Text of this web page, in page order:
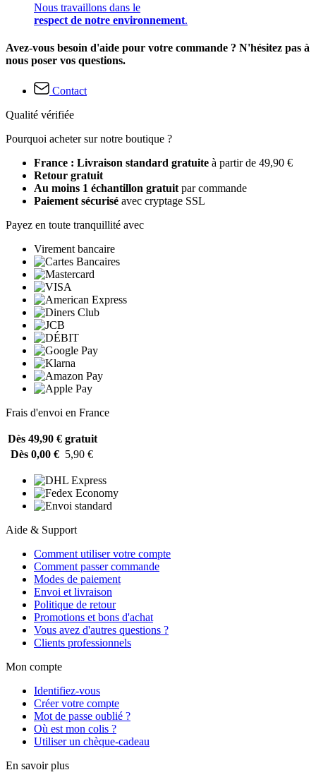
Nous travaillons dans le
respect de notre environnement.
Avez-vous besoin d'aide pour votre commande ? N'hésitez pas à
nous poser vos questions.
Contact
Qualité vérifiée
Pourquoi acheter sur notre boutique ?
France : Livraison standard gratuite à partir de 49,90 €
Retour gratuit
Au moins 1 échantillon gratuit par commande
Paiement sécurisé avec cryptage SSL
Payez en toute tranquillité avec
Virement bancaire
Frais d'envoi en France
Dès 49,90 € gratuit
Dès 0,00 € 5,90 €
Aide & Support
Comment utiliser votre compte
Comment passer commande
Modes de paiement
Envoi et livraison
Politique de retour
Promotions et bons d'achat
Vous avez d'autres questions ?
Clients professionnels
Mon compte
Identifiez-vous
Créer votre compte
Mot de passe oublié ?
Où est mon colis ?
Utiliser un chèque-cadeau
En savoir plus